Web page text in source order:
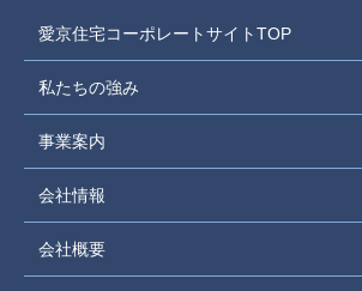
愛京住宅コーポレートサイトTOP
私たちの強み
事業案内
会社情報
会社概要